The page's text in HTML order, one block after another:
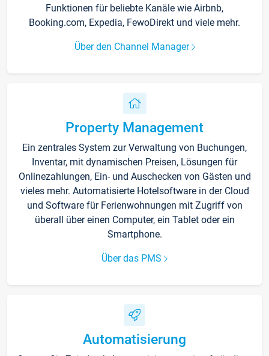
Funktionen für beliebte Kanäle wie Airbnb,
Booking.com, Expedia, FewoDirekt und viele mehr.
Über den Channel Manager
Property Management
Ein zentrales System zur Verwaltung von Buchungen,
Inventar, mit dynamischen Preisen, Lösungen für
Onlinezahlungen, Ein- und Auschecken von Gästen und
vieles mehr. Automatisierte Hotelsoftware in der Cloud
und Software für Ferienwohnungen mit Zugriff von
überall über einen Computer, ein Tablet oder ein
Smartphone.
Über das PMS
Automatisierung